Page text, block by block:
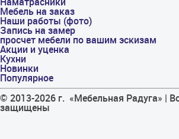
Мебель на заказ
Наши работы (фото)
Запись на замер
просчет мебели по вашим эскизам
Акции и уценка
Кухни
Новинки
Популярное
© 2013-2026 г. «Мебельная Радуга» |
защищены